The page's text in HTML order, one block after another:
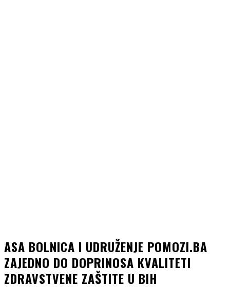
ASA BOLNICA I UDRUŽENJE POMOZI.BA
ZAJEDNO DO DOPRINOSA KVALITETI
ZDRAVSTVENE ZAŠTITE U BIH